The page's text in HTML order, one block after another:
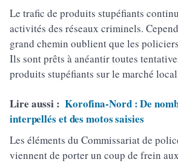
Le trafic de produits stupéfiants
activités des réseaux criminels.
grand chemin oublient que les
Ils sont prêts à anéantir toutes
produits stupéfiants sur le marché
Lire aussi : Korofina-Nord : De
interpellés et des motos saisies
Les éléments du Commissariat de
viennent de porter un coup de frein